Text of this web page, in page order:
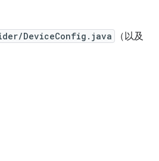
DeviceConfig.java
（以及